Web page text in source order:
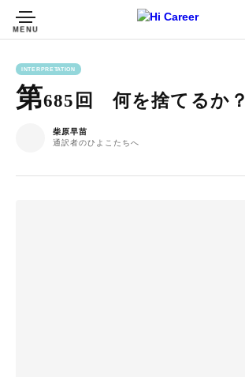
INTERPRETATION
第685回 何を捨てるか？
柴原早苗
通訳者のひよこたちへ